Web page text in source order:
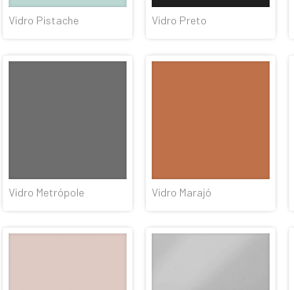
Vidro Pistache Vidro Preto
Vidro Metrópole Vidro Marajó